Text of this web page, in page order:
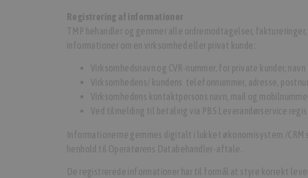
Registrering af informationer
TMP behandler og gemmer alle ordremodtagelser,
informationer om en virksomhed eller privat kunde:
Virksomhedsnavn og CVR-nummer, for private kunder, navn
Virksomhedens/ kundens telefonnummer, adresse,
Virksomhedens kontaktpersons navn, mail og
Ved tilmelding til betaling via PBS Leverandørservice
Informationerne gemmes digitalt i lukket økonomisystem /CRM
henhold til Operatørens Databehandler-aftale.
De registrerede informationer har til formål at styre korrekt